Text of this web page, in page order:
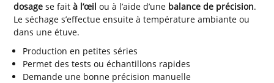
dosage se faità l’œil ou à l’aide d’une balance de précision.
Le séchage s’effectue ensuite à température ambiante ou
dans une étuve.
Production en petites séries
Permet des tests ou échantillons rapides
Demande une bonne précision manuelle